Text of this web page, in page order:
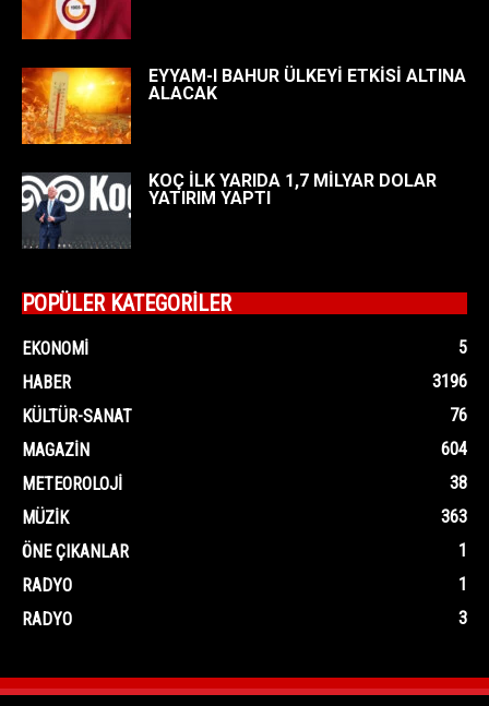
EYYAM-I BAHUR ÜLKEYİ ETKİSİ ALTINA
ALACAK
KOÇ İLK YARIDA 1,7 MİLYAR DOLAR
YATIRIM YAPTI
POPÜLER KATEGORİLER
EKONOMI
5
HABER
3196
KÜLTÜR-SANAT
76
MAGAZIN
604
METEOROLOJI
38
MÜZIK
363
ÖNE ÇIKANLAR
1
RADYO
1
RADYO
3